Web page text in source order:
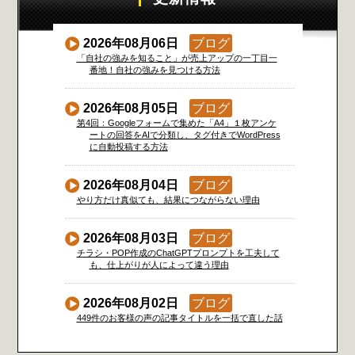
2026年08月06日 ブログ
「自社の強みを知ること」が売上アップの一丁目一
番地！自社の強みを見つける方法
2026年08月05日 ブログ
第4回：Googleフォームで集めた「A4」１枚アンケ
ートの回答をAIで分類し、タグ付きでWordPress
に自動投稿する方法
2026年08月04日 ブログ
やり方だけ真似ても、結果につながらない理由
2026年08月03日 ブログ
チラシ・POP作成のChatGPTプロンプトを工夫して
も、仕上がりが人によって違う理由
2026年08月02日 ブログ
449件のお客様の声の記事タイトルを一括で直した話